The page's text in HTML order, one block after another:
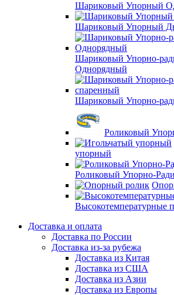
Шариковый Упорный
Шариковый Упорный
Шариковый Упорно-
Однорядный
Шариковый Упорно-
Роликовый
упорный
Роликовый Упорно-
Высокотемпературные
Доставка и оплата
Доставка по России
Доставка из-за рубежа
Доставка из Китая
Доставка из США
Доставка из Азии
Доставка из Европы